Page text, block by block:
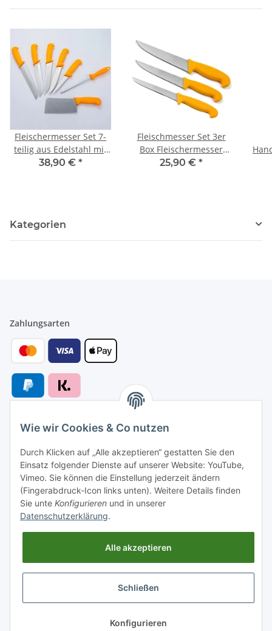
Fleischermesser Set 7-
teilig aus Edelstahl mit
Hackbeil & Wetzstahl |
Fleisch, Fisch & Geflügel
38,90 € *
Fleischmesser Set 3er
Box Fleischermesser
Stechmesser
25,90 € *
Kategorien
Zahlungsarten
Versandarten
Versand nach
Gesetzliche Informationen
* Alle Preise inkl. gesetzlicher USt., zzgl.Versand
Wie wir Cookies & Co nutzen
Durch Klicken auf „Alle akzeptieren“ gestatten Sie den
Einsatz folgender Dienste auf unserer Website: YouTube,
Vimeo. Sie können die Einstellung jederzeit ändern
(Fingerabdruck-Icon links unten). Weitere Details finden
Sie unte Konfigurieren und in unserer
Datenschutzerklärung.
Alle akzeptieren
Schließen
Konfigurieren